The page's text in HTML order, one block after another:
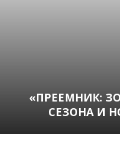
«ПРЕЕМНИК:
СЕЗОНА И